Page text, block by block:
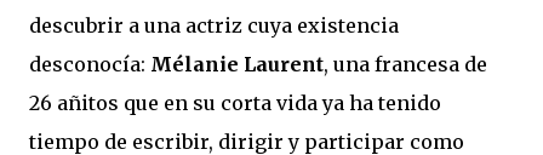
descubrir a una actriz cuya existencia
desconocía: Mélanie Laurent, una francesa de
26 añitos que en su corta vida ya ha tenido
tiempo de escribir, dirigir y participar como